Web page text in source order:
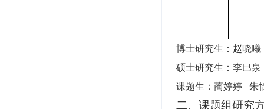
博士研究生：赵晓曦
硕士研究生：李巳泉
课题生：蔺婷婷 朱
二、课题组研究